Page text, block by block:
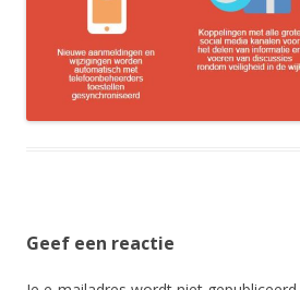
Geef een reactie